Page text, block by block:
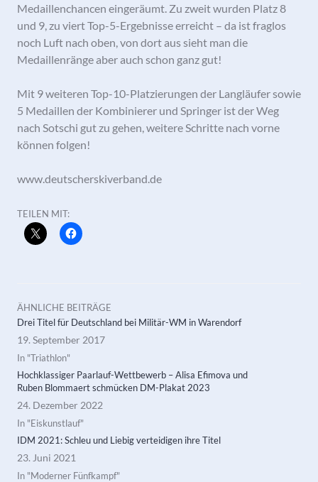
Medaillenchancen eingeräumt. Zu zweit wurden Platz 8
und 9, zu viert Top-5-Ergebnisse erreicht – da ist fraglos
noch Luft nach oben, von dort aus sieht man die
Medaillenränge aber auch schon ganz gut!
Mit 9 weiteren Top-10-Platzierungen der Langläufer sowie
5 Medaillen der Kombinierer und Springer ist der Weg
nach Sotschi gut zu gehen, weitere Schritte nach vorne
können folgen!
www.deutscherskiverband.de
TEILEN MIT:
ÄHNLICHE BEITRÄGE
Drei Titel für Deutschland bei Militär-WM in Warendorf
19. September 2017
In "Triathlon"
Hochklassiger Paarlauf-Wettbewerb – Alisa Efimova und
Ruben Blommaert schmücken DM-Plakat 2023
24. Dezember 2022
In "Eiskunstlauf"
IDM 2021: Schleu und Liebig verteidigen ihre Titel
23. Juni 2021
In "Moderner Fünfkampf"